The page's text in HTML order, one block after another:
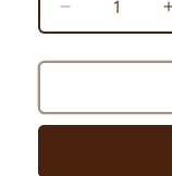
Sale
｜
拉